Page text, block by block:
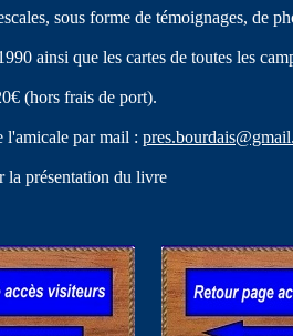
sous forme de témoignages, de
ainsi que les cartes de toutes les
(hors frais de port).
l'amicale par mail :
la présentation du livre